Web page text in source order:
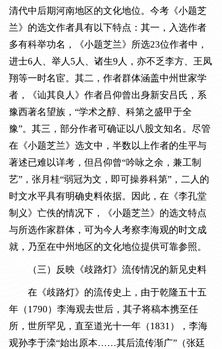
清代中后期河南地区的文化地位。今考《小题芝
兰》的选文作者具有以下特点：其一，入选作者
多有科举功名，《小题芝兰》所选23位作者中，
进士6人、举人5人、诸生9人，亦不乏李方、王凤
翔等一时名宦。其二，作者群体涵盖中州世家学
者，《讪其良人》作者吕仰曾出身新安吕氏，系
豫西著名望族，“学术之醇、科第之盛甲于全
豫”。其三，部分作者可确证以八股文知名。尽管
在《小题芝兰》选文中，半数以上作者的生平与
著述已难以详考，但吕仰曾“吟咏之余，兼工制
艺”，张月桂“弱冠为文，即可操券科第”，二人的
时文水平具有明确史料依据。因此，在《李孔堂
制义》亡佚的情况下，《小题芝兰》的选文特点
与所选作家群体，可为今人考察李海观的时文成
就，乃至在中州地区的文化地位提供可靠参照。
（三）反映《歧路灯》流传情况的新见史料
在《歧路灯》的流传史上，由于乾隆五十五
年（1790）李海观去世后，其子将稿本携至任
所，世所罕见，直至道光十一年（1831），李海
观孙李于滦“始出原本……其后流传渐广”（张廷